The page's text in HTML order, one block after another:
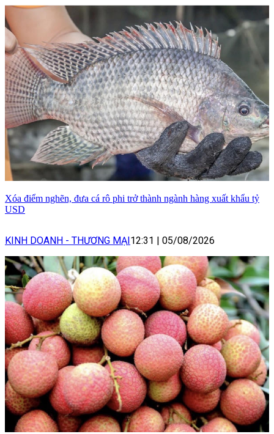
Xóa điểm nghẽn, đưa cá rô phi trở thành ngành hàng xuất khẩu tỷ
USD
KINH DOANH - THƯƠNG MẠI 12:31 05/08/2026